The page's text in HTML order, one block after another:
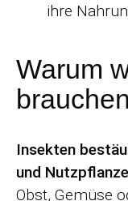
ihre
Warum
Insekten
und
Obst, Gemüse